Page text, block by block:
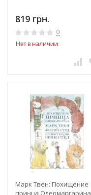
819 грн.
0
Нет в наличии
Марк Твен: Похищение
принца Олеомаргарина